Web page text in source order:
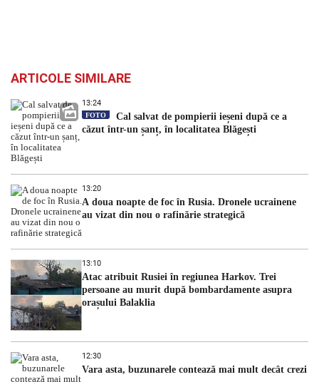
ARTICOLE SIMILARE
13:24
FOTO
Cal salvat de pompierii ieșeni după ce a
căzut într-un șanț, în localitatea Blăgești
13:20
A doua noapte de foc în Rusia. Dronele ucrainene
au vizat din nou o rafinărie strategică
13:10
Atac atribuit Rusiei în regiunea Harkov. Trei
persoane au murit după bombardamente asupra
orașului Balaklia
12:30
Vara asta, buzunarele contează mai mult decât crezi